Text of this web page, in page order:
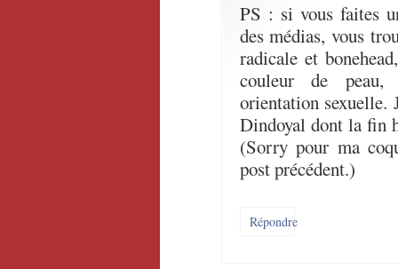
PS : si vous faites
des médias, vous
radicale et
couleur de peau,
orientation sexuelle.
Dindoyal dont la fin
(Sorry pour ma
post précédent.)
Répondre